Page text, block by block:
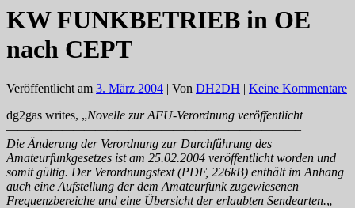
KW FUNKBETRIEB in OE
nach CEPT
Veröffentlicht am 3. März 2004 | Von DH2DH | Keine Kommentare
dg2gas writes, „Novelle zur AFU-Verordnung veröffentlicht
——————————————————————————–
Die Änderung der Verordnung zur Durchführung des
Amateurfunkgesetzes ist am 25.02.2004 veröffentlicht worden und
somit gültig. Der Verordnungstext (PDF, 226kB) enthält im Anhang
auch eine Aufstellung der dem Amateurfunk zugewiesenen
Frequenzbereiche und eine Übersicht der erlaubten Sendearten.„